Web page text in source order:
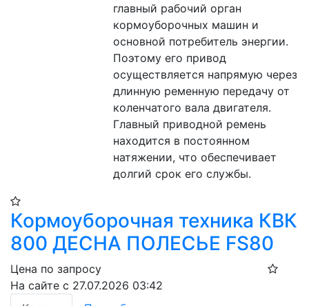
главный рабочий орган
кормоуборочных машин и
основной потребитель энергии.
Поэтому его привод
осуществляется напрямую через
длинную ременную передачу от
коленчатого вала двигателя.
Главный приводной ремень
находится в постоянном
натяжении, что обеспечивает
долгий срок его службы.
Кормоуборочная техника КВК
800 ДЕСНА ПОЛЕСЬЕ FS80
Цена по запросу
На сайте с 27.07.2026 03:42